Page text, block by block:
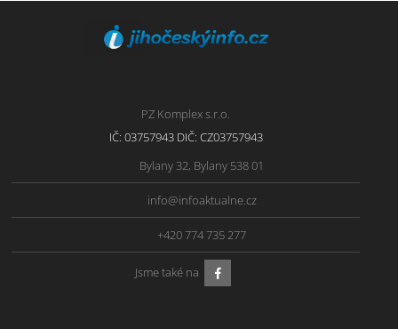
PZ Komplex s.r.o.
IČ: 03757943 DIČ: CZ03757943
Bylany 32, Bylany 538 01
info@infoaktualne.cz
+420 774 735 277
Jsme také na